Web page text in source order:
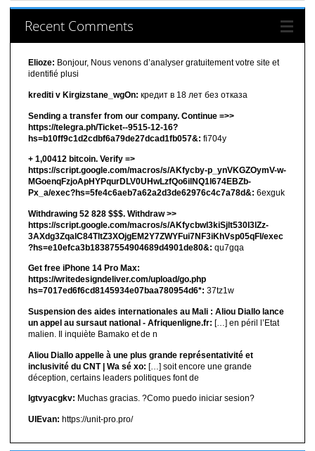
Recent Comments
Elioze: Bonjour, Nous venons d’analyser gratuitement votre site et
identifié plusi
krediti v Kirgizstane_wgOn: кредит в 18 лет без отказа
Sending a transfer from our company. Continue =>>
https://telegra.ph/Ticket--9515-12-16?
hs=b10ff9c1d2cdbf6a79de27dcad1fb057&: fi704y
+ 1,00412 bitсоin. Verify =>
https://script.google.com/macros/s/AKfycby-p_ynVKGZOymV-w-
MGoenqFzjoApHYPqurDLV0UHwLzfQo6ilNQ1l674EBZb-
Px_a/exec?hs=5fe4c6aeb7a62a2d3de62976c4c7a78d&: 6exguk
Withdrawing 52 828 $$$. Withdrаw >>
https://script.google.com/macros/s/AKfycbwl3kiSjlt530I3lZz-
3AXdg3ZqalC84TltZ3XOjgEM2Y7ZWYFui7NF3iKhVsp05qFl/exec
?hs=e10efca3b18387554904689d4901de80&: qu7gqa
Get free iPhone 14 Pro Max:
https://writedesigndeliver.com/upload/go.php
hs=7017ed6f6cd8145934e07baa780954d6*: 37tz1w
Suspension des aides internationales au Mali : Aliou Diallo lance
un appel au sursaut national - Afriquenligne.fr: […] en péril l’Etat
malien. Il inquiète Bamako et de n
Aliou Diallo appelle à une plus grande représentativité et
inclusivité du CNT | Wa sé xo: […] soit encore une grande
déception, certains leaders politiques font de
lgtvyacgkv: Muchas gracias. ?Como puedo iniciar sesion?
UIEvan: https://unit-pro.pro/